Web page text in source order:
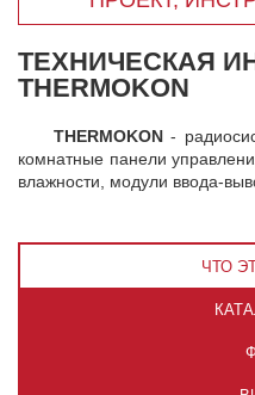
ТЕХНИЧЕСКАЯ
THERMOKON
THERMOKON -
комнатные панели
влажности, модули ввода-
ЧТО